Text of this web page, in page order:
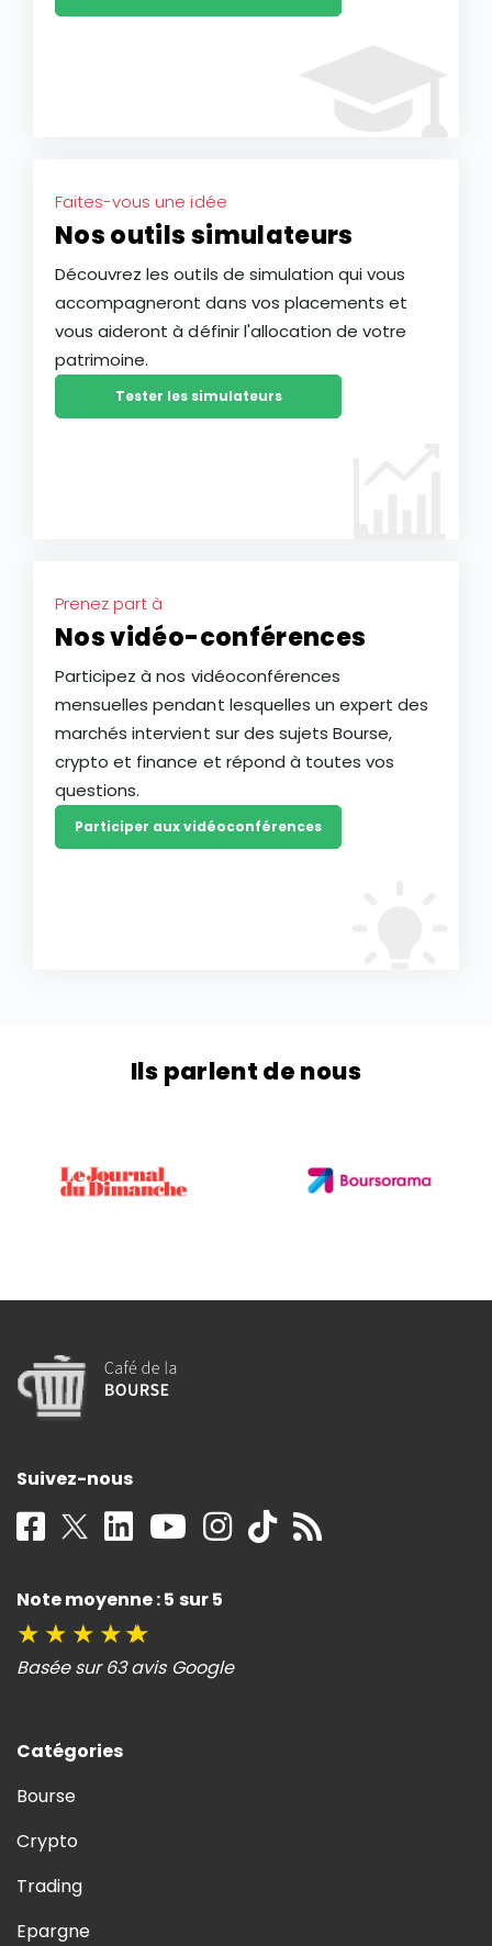
Faites-vous une idée
Nos outils simulateurs
Découvrez les outils de simulation qui vous
accompagneront dans vos placements et
vous aideront à définir l'allocation de votre
patrimoine.
Tester les simulateurs
Prenez part à
Nos vidéo-conférences
Participez à nos vidéoconférences
mensuelles pendant lesquelles un expert des
marchés intervient sur des sujets Bourse,
crypto et finance et répond à toutes vos
questions.
Participer aux vidéoconférences
Ils parlent de nous
Suivez-nous
Note moyenne : 5 sur 5
★ ★ ★ ★★
Basée sur 63 avis Google
Catégories
Bourse
Crypto
Trading
Epargne